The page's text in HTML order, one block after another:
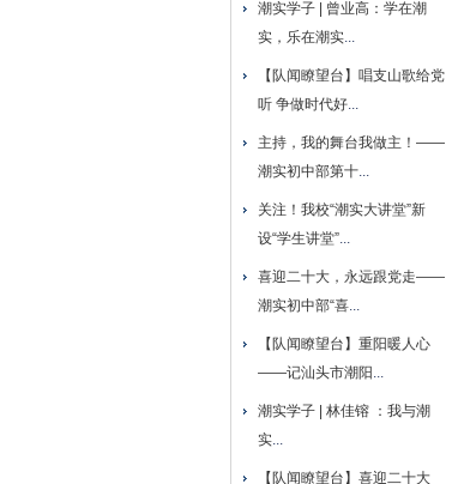
潮实学子 | 曾业高：学在潮
实，乐在潮实...
【队闻瞭望台】唱支山歌给党
听 争做时代好...
主持，我的舞台我做主！——
潮实初中部第十...
关注！我校“潮实大讲堂”新
设“学生讲堂”...
喜迎二十大，永远跟党走——
潮实初中部“喜...
【队闻瞭望台】重阳暖人心
——记汕头市潮阳 ...
潮实学子 | 林佳镕 ：我与潮
实...
【队闻瞭望台】喜迎二十大